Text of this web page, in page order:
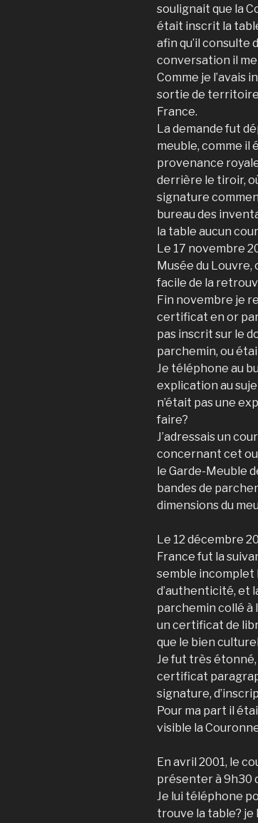
soulignait que la
était inscrit la
afin qu’il consulte
conversation il
Comme je l’avais
sortie de territoire
France.
La demande fut
meuble, comme il
provenance
derrière le tiroir,
signature
bureau des
la table aucun
Le 17 novembre
Musée du Louvre,
facile de la
Fin novembre je
certificat en or
pas inscrit sur le
parchemin, ou
Je téléphone au
explication au
n’était pas une
faire?
J’adressais un
concernant cet
le Garde-Meuble
bandes de
dimensions du
Le 12 décembre
France fut la
semble incomplet
d’authenticité, et
parchemin collé à
un certificat de
que le bien
Je fut très
certificat
signature,
Pour ma part il
visible la
En avril 2001, le
présenter à 9h30
Je lui téléphone
trouve la table? je